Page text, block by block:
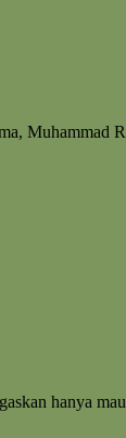
Muhammad
hanya